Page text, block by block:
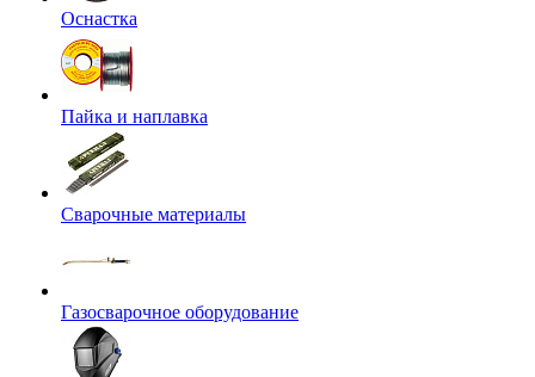
Оснастка
Пайка и наплавка
Сварочные материалы
Газосварочное оборудование